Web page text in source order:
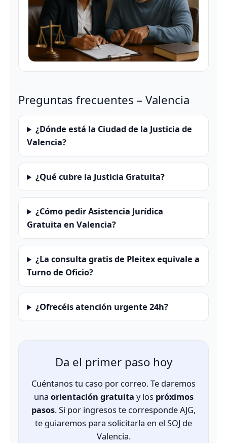
Preguntas frecuentes – Valencia
¿Dónde está la Ciudad de la Justicia de
Valencia?
¿Qué cubre la Justicia Gratuita?
¿Cómo pedir Asistencia Jurídica
Gratuita en Valencia?
¿La consulta gratis de Pleitex equivale a
Turno de Oficio?
¿Ofrecéis atención urgente 24h?
Da el primer paso hoy
Cuéntanos tu caso por correo. Te daremos
una orientación gratuita y los próximos
pasos. Si por ingresos te corresponde AJG,
te guiaremos para solicitarla en el SOJ de
Valencia.